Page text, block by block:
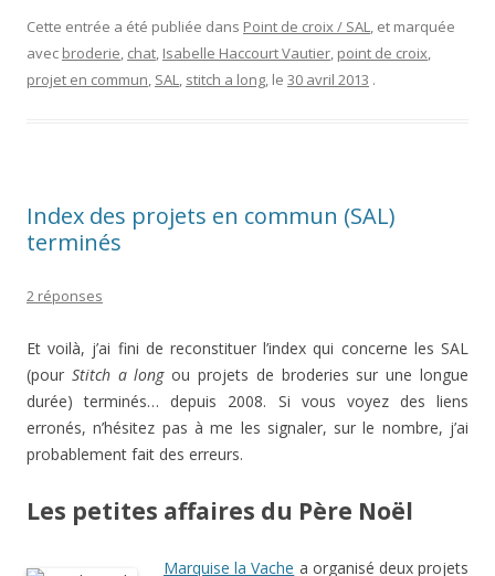
Cette entrée a été publiée dans Point de croix / SAL, et marquée
avec broderie, chat, Isabelle Haccourt Vautier, point de croix,
projet en commun, SAL, stitch a long, le 30 avril 2013 .
Index des projets en commun (SAL)
terminés
2 réponses
Et voilà, j’ai fini de reconstituer l’index qui concerne les SAL
(pour Stitch a longou projets de broderies sur une longue
durée) terminés… depuis 2008. Si vous voyez des liens
erronés, n’hésitez pas à me les signaler, sur le nombre, j’ai
probablement fait des erreurs.
Les petites affaires du Père Noël
Marquise la Vache a organisé deux projets